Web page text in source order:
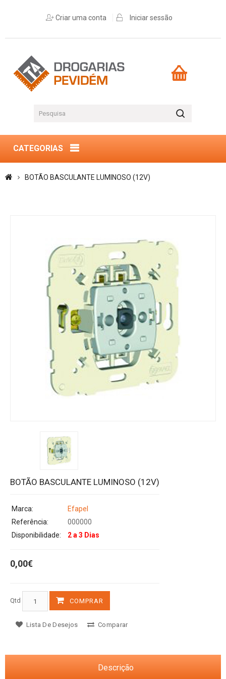
Criar uma conta Iniciar sessão
CATEGORIAS
BOTÃO BASCULANTE LUMINOSO (12V)
BOTÃO BASCULANTE LUMINOSO (12V)
Marca:
Efapel
Referência:
000000
Disponibilidade:
2 a 3 Dias
0,00€
Qtd COMPRAR
Lista De Desejos Comparar
Descrição